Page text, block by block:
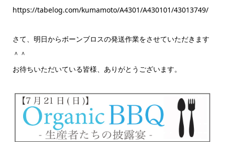
https://tabelog.com/kumamoto/A4301/A430101/43013749/
さて、明日からボーンブロスの発送作業をさせていただきます
＾＾
お待ちいただいている皆様、ありがとうございます。